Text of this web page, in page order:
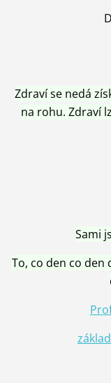
Zdraví se nedá
na rohu. Zdraví
Sami
To, co den co den